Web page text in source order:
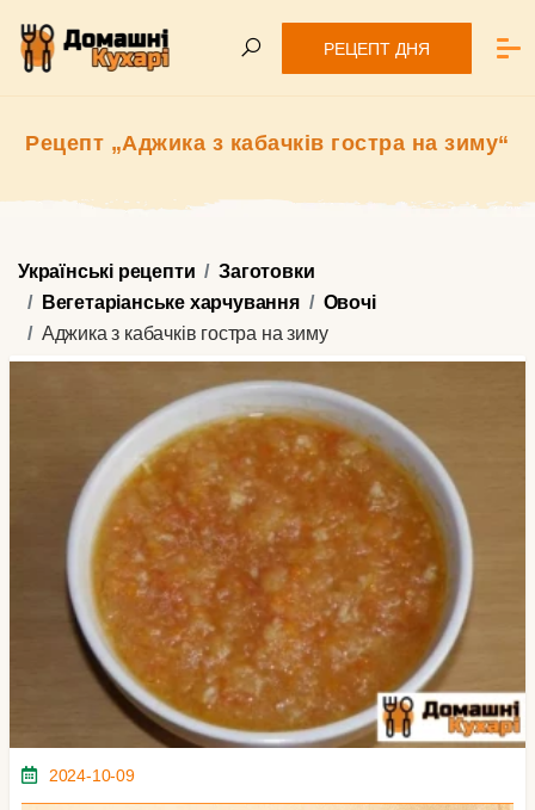
РЕЦЕПТ ДНЯ
Рецепт „Аджика з кабачків гостра на зиму“
Українські рецепти
Заготовки
Вегетаріанське харчування
Овочі
Аджика з кабачків гостра на зиму
2024-10-09